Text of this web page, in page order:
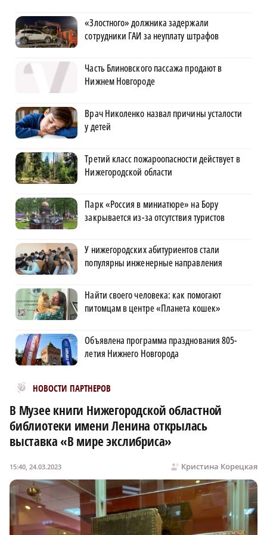
«Злостного» должника задержали
сотрудники ГАИ за неуплату штрафов
Часть Блиновского пассажа продают в
Нижнем Новгороде
Врач Николенко назвал причины усталости
у детей
Третий класс пожароопасности действует в
Нижегородской области
Парк «Россия в миниатюре» на Бору
закрывается из-за отсутствия туристов
У нижегородских абитуриентов стали
популярны инженерные направления
Найти своего человека: как помогают
питомцам в центре «Планета кошек»
Объявлена программа празднования 805-
летия Нижнего Новгорода
НОВОСТИ ПАРТНЕРОВ
Новости МирТесен
В Музее книги Нижегородской областной
библиотеки имени Ленина открылась
выставка «В мире экслибриса»
Кристина Корецкая
15:40, 24.03.2023